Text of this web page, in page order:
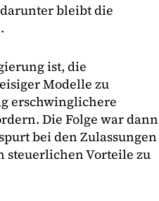
bleibt die
ist, die
Modelle zu
erschwinglichere
Die Folge war dann
bei den Zulassungen
steuerlichen Vorteile zu